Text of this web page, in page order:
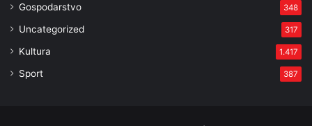
Gospodarstvo 348
Uncategorized 317
Kultura 1.417
Sport 387